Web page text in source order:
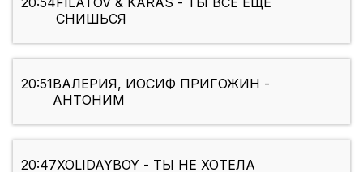
СНИШЬСЯ
20:51ВАЛЕРИЯ, ИОСИФ ПРИГОЖИН -
АНТОНИМ
20:47XOLIDAYBOY - ТЫ НЕ ХОТЕЛА